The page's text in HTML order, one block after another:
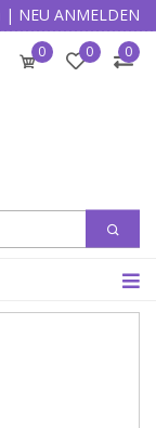
| NEU ANMELDEN
0 0 0